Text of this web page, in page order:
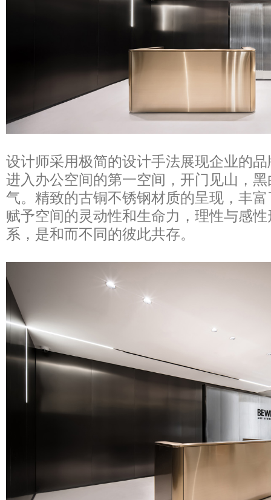
设计师采用极简的设计手法展现企业的
进入办公空间的第一空间，开门见山，
气。精致的古铜不锈钢材质的呈现，丰
赋予空间的灵动性和生命力，理性与感
系，是和而不同的彼此共存。